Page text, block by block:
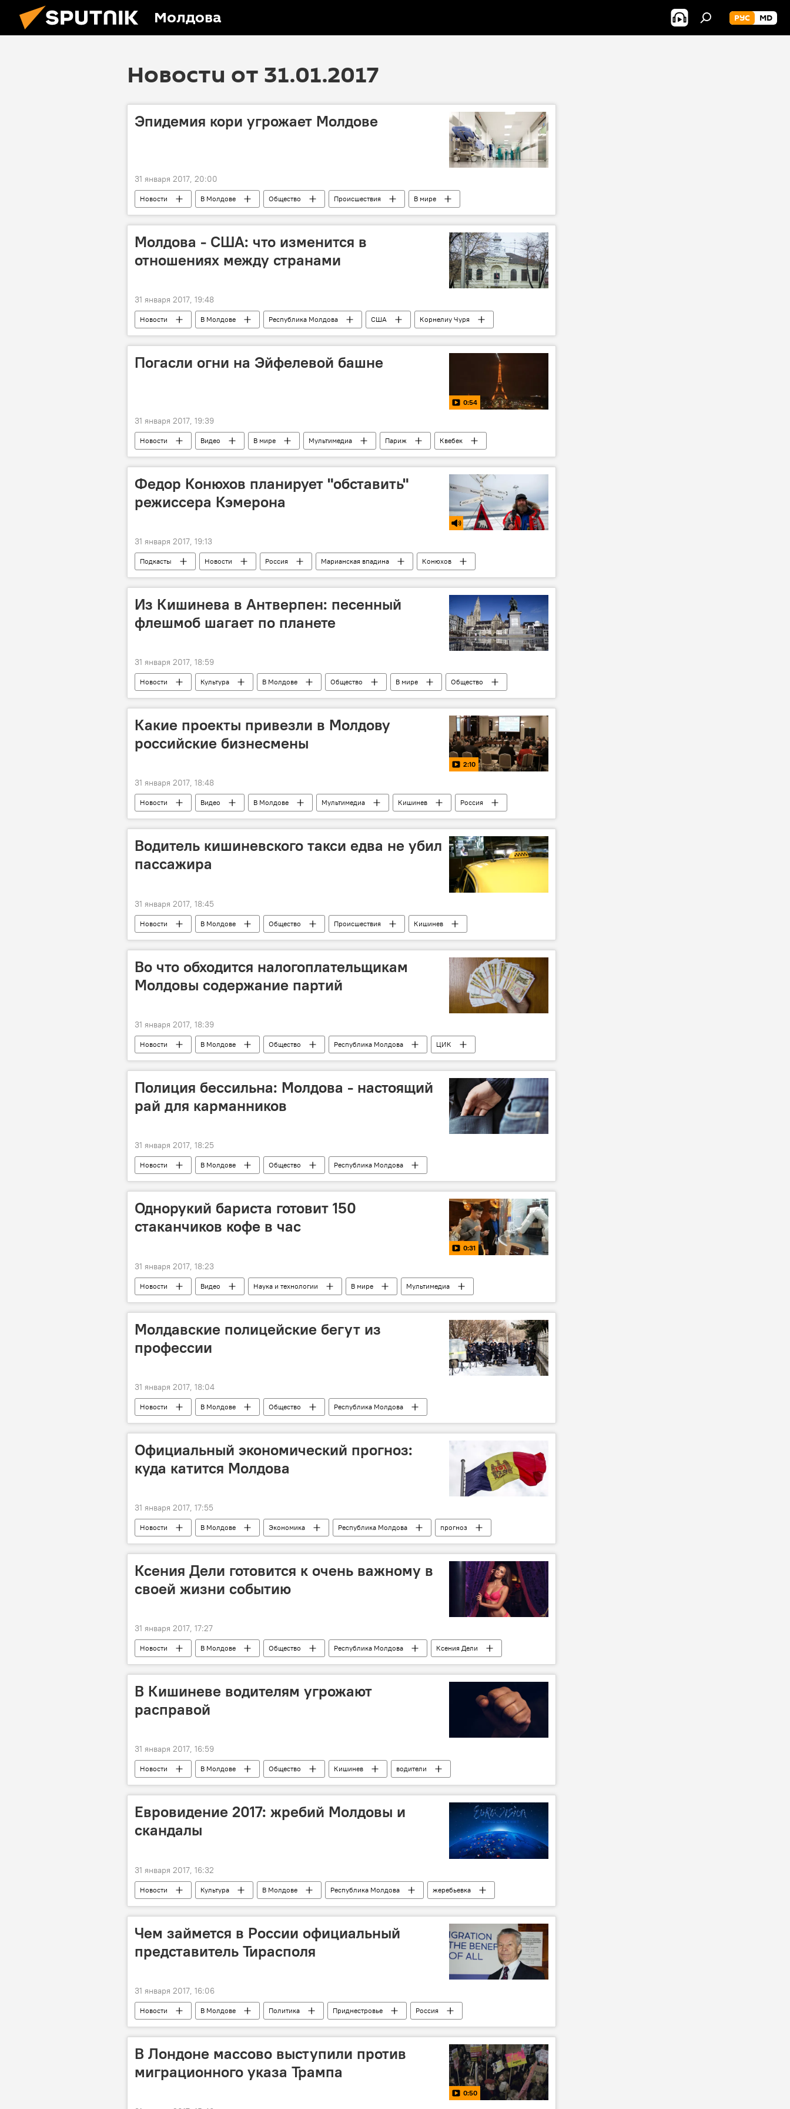
Молдова РУС MD
Новости от 31.01.2017
Эпидемия кори угрожает Молдове
31 января 2017, 20:00
Новости В Молдове Общество Происшествия
В мире
Румыния
Республика Молдова эпидемия корь
Молдова - США: что изменится в
отношениях между странами
31 января 2017, 19:48
Новости В Молдове Республика Молдова США
Корнелиу Чуря
прямое включение
LIVE
Погасли огни на Эйфелевой башне
0:54
31 января 2017, 19:39
Новости Видео В мире Мультимедиа Париж
Квебек
память
мечеть Эфелева башня теракт
Федор Конюхов планирует "обставить"
режиссера Кэмерона
31 января 2017, 19:13
Подкасты Новости Россия Марианская впадина
Конюхов
Лев Рыжков
исследование рекорд океан Дэвид Кэмерон
Из Кишинева в Антверпен: песенный
флешмоб шагает по планете
31 января 2017, 18:59
Новости Культура В Молдове Общество В мире
Общество
Кишинев
Антверпен флешмоб
Какие проекты привезли в Молдову
российские бизнесмены
2:10
31 января 2017, 18:48
Новости Видео В Молдове Мультимедиа Кишинев
Россия
Республика Молдова
Водитель кишиневского такси едва не убил
пассажира
31 января 2017, 18:45
Новости В Молдове Общество Происшествия
Кишинев
Гидигич
рыбак такси лед
Во что обходится налогоплательщикам
Молдовы содержание партий
31 января 2017, 18:39
Новости В Молдове Общество Республика Молдова
ЦИК
госбюджет
партии налогоплательщики выборы
Полиция бессильна: Молдова - настоящий
рай для карманников
31 января 2017, 18:25
Новости В Молдове Общество
Республика Молдова
Александр Пынзарь
Генеральный инспекторат полиции рост
причины
Однорукий бариста готовит 150
стаканчиков кофе в час
0:31
31 января 2017, 18:23
Новости Видео Наука и технологии В мире
Мультимедиа
Сан-Франциско
робот
Молдавские полицейские бегут из
профессии
31 января 2017, 18:04
Новости В Молдове Общество
Республика Молдова
Александр Пынзарь
Генеральный инспекторат полиции полицейские
уход
Официальный экономический прогноз:
куда катится Молдова
31 января 2017, 17:55
Новости В Молдове Экономика Республика Молдова
прогноз
экономика
ВВП
Ксения Дели готовится к очень важному в
своей жизни событию
31 января 2017, 17:27
Новости В Молдове Общество Республика Молдова
Ксения Дели
платье
важное событие
В Кишиневе водителям угрожают
расправой
31 января 2017, 16:59
Новости В Молдове Общество Кишинев
водители
пешеходы
расправа
Евровидение 2017: жребий Молдовы и
скандалы
31 января 2017, 16:32
Новости Культура В Молдове Республика Молдова
жеребьевка
полуфинал
конкурс скандал национальный отбор Евровидение
Чем займется в России официальный
представитель Тирасполя
31 января 2017, 16:06
Новости В Молдове Политика Приднестровье
Россия
Патрушев
официальный представитель
В Лондоне массово выступили против
миграционного указа Трампа
0:50